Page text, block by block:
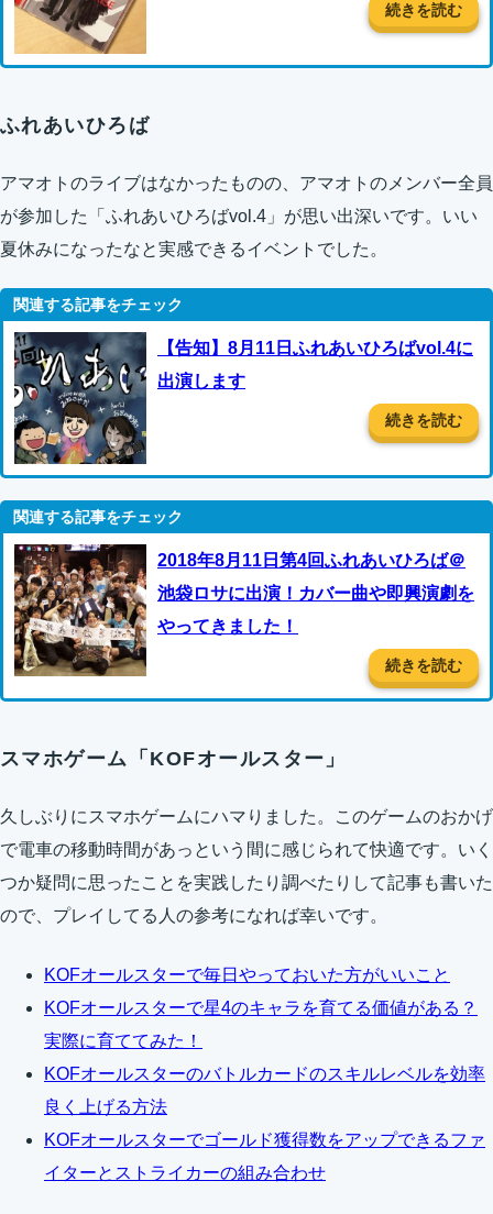
続きを読む
ふれあいひろば
アマオトのライブはなかったものの、アマオトのメンバー全員
が参加した「ふれあいひろばvol.4」が思い出深いです。いい
夏休みになったなと実感できるイベントでした。
【告知】8月11日ふれあいひろばvol.4に
出演します
続きを読む
2018年8月11日第4回ふれあいひろば＠
池袋ロサに出演！カバー曲や即興演劇を
やってきました！
続きを読む
スマホゲーム「KOFオールスター」
久しぶりにスマホゲームにハマりました。このゲームのおかげ
で電車の移動時間があっという間に感じられて快適です。いく
つか疑問に思ったことを実践したり調べたりして記事も書いた
ので、プレイしてる人の参考になれば幸いです。
KOFオールスターで毎日やっておいた方がいいこと
KOFオールスターで星4のキャラを育てる価値がある？
実際に育ててみた！
KOFオールスターのバトルカードのスキルレベルを効率
良く上げる方法
KOFオールスターでゴールド獲得数をアップできるファ
イターとストライカーの組み合わせ